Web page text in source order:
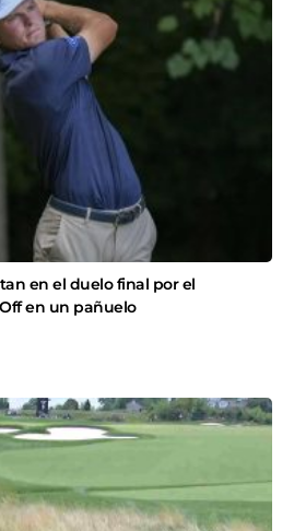
en el duelo final por el
en un pañuelo